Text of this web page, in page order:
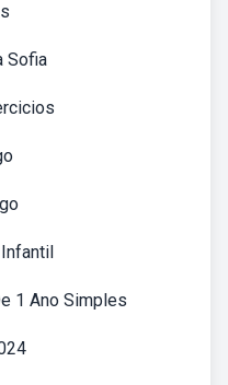
Sofia
1 Ano Simples